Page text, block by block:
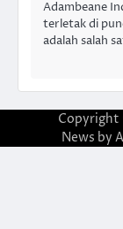
Adambeane
terletak di
adalah salah
Copyright
News by